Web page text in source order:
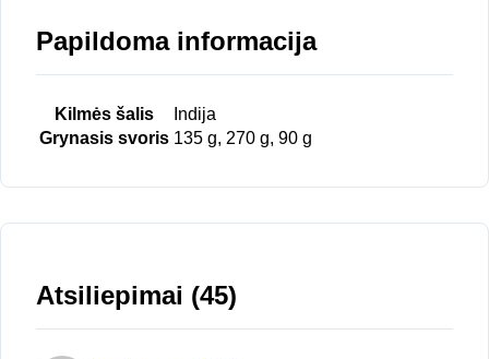
Papildoma informacija
Kilmės šalis
Indija
Grynasis svoris 135 g, 270 g, 90 g
Atsiliepimai (45)